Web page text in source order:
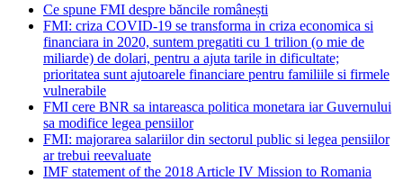
Ce spune FMI despre băncile românești
FMI: criza COVID-19 se transforma in criza economica si
financiara in 2020, suntem pregatiti cu 1 trilion (o mie de
miliarde) de dolari, pentru a ajuta tarile in dificultate;
prioritatea sunt ajutoarele financiare pentru familiile si firmele
vulnerabile
FMI cere BNR sa intareasca politica monetara iar Guvernului
sa modifice legea pensiilor
FMI: majorarea salariilor din sectorul public si legea pensiilor
ar trebui reevaluate
IMF statement of the 2018 Article IV Mission to Romania